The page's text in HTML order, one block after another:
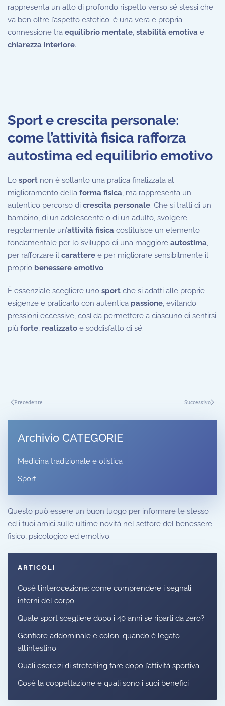
rappresenta un atto di profondo rispetto verso sé stessi che
va ben oltre l’aspetto estetico: è una vera e propria
connessione tra equilibrio mentale, stabilità emotiva e
chiarezza interiore.
Sport e crescita personale:
come l’attività fisica rafforza
autostima ed equilibrio emotivo
Lo sport non è soltanto una pratica finalizzata al
miglioramento della forma fisica, ma rappresenta un
autentico percorso di crescita personale. Che si tratti di un
bambino, di un adolescente o di un adulto, svolgere
regolarmente un’attività fisica costituisce un elemento
fondamentale per lo sviluppo di una maggiore autostima,
per rafforzare il carattere e per migliorare sensibilmente il
proprio benessere emotivo.
È essenziale scegliere uno sport che si adatti alle proprie
esigenze e praticarlo con autentica passione, evitando
pressioni eccessive, così da permettere a ciascuno di sentirsi
più forte, realizzato e soddisfatto di sé.
Precedente Successivo
Archivio CATEGORIE
Medicina tradizionale e olistica
Sport
Questo può essere un buon luogo per informare te stesso
ed i tuoi amici sulle ultime novità nel settore del benessere
fisico, psicologico ed emotivo.
ARTICOLI
Cos’è l’interocezione: come comprendere i segnali
interni del corpo
Quale sport scegliere dopo i 40 anni se riparti da zero?
Gonfiore addominale e colon: quando è legato
all’intestino
Quali esercizi di stretching fare dopo l’attività sportiva
Cos’è la coppettazione e quali sono i suoi benefici